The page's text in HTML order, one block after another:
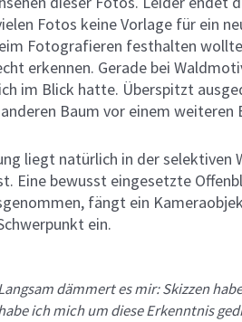
Fotos keine Vorlage für ein
Fotografieren festhalten
erkennen. Gerade bei
im Blick hatte. Überspitzt
Baum vor einem
liegt natürlich in der selektiven
Eine bewusst eingesetzte
fängt ein
ein.
dämmert es mir: Skizzen
ich mich um diese Erkenntnis